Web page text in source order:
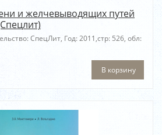
и желчевыводящих путей
СпецЛит, Год: 2011,стр: 526, обл:
В корзину